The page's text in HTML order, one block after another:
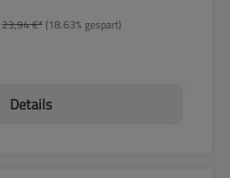
23,94 €*(18.63% gespart)
Details